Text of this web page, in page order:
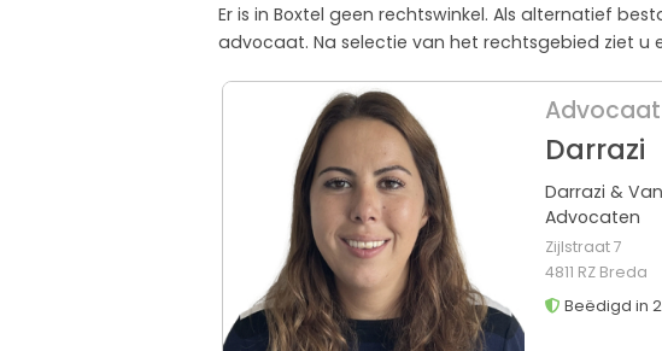
Er is in Boxtel geen rechtswinkel. Als alternatief
advocaat. Na selectie van het rechtsgebied ziet u
Advocaat
Darrazi
Darrazi &
Advocaten
Zijlstraat 7
4811 RZ Breda
Beëdigd in